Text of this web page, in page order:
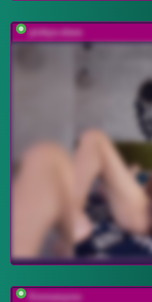
pinkys-slave
Emmanyxxx